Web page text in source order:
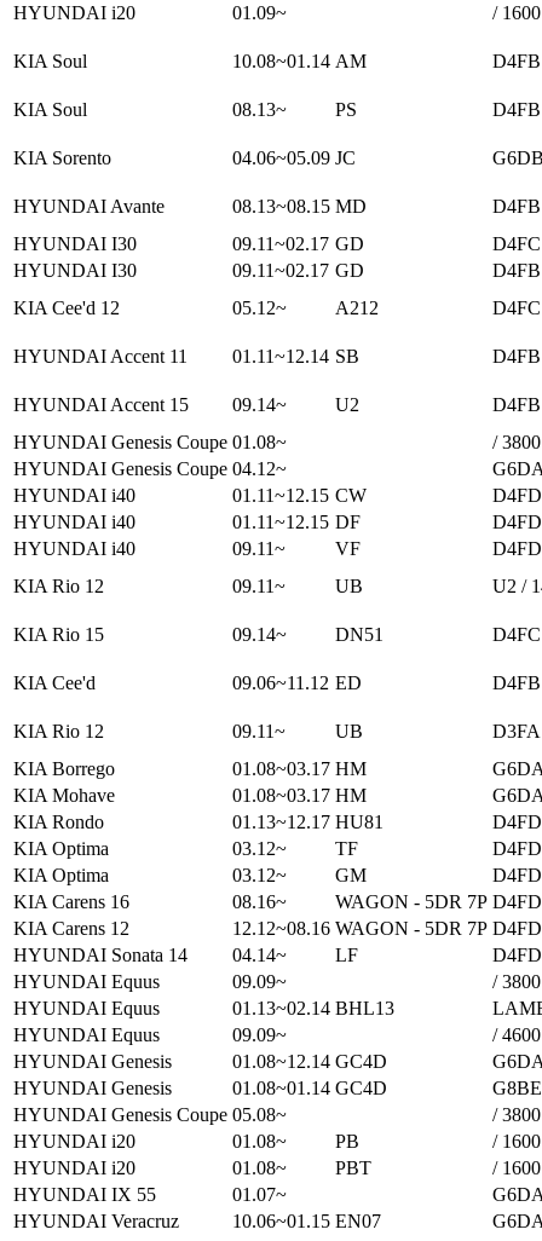
HYUNDAI i20 01.09~ / 1600
KIA Soul 10.08~01.14 AM
KIA Soul 08.13~ PS
KIA Sorento 04.06~05.09 JC
HYUNDAI Avante 08.13~08.15 MD
HYUNDAI I30
09.11~02.17 GD
HYUNDAI I30
09.11~02.17 GD
KIA Cee'd 12
05.12~ A212
HYUNDAI Accent 11 01.11~12.14 SB
HYUNDAI Accent 15 09.14~ U2
HYUNDAI Genesis Coupe 01.08~
/ 3800
HYUNDAI Genesis Coupe 04.12~
HYUNDAI i40
01.11~12.15 CW
HYUNDAI i40
01.11~12.15 DF
HYUNDAI i40
09.11~ VF
KIA Rio 12
09.11~ UB U2 /
KIA Rio 15 09.14~ DN51
KIA Cee'd 09.06~11.12 ED
KIA Rio 12 09.11~ UB
D3FA
KIA Borrego
01.08~03.17 HM
KIA Mohave
01.08~03.17 HM
KIA Rondo
01.13~12.17 HU81
KIA Optima
03.12~ TF
KIA Optima
03.12~ GM
KIA Carens 16
08.16~ WAGON - 5DR 7P
KIA Carens 12
12.12~08.16 WAGON - 5DR 7P
HYUNDAI Sonata 14
04.14~ LF
HYUNDAI Equus
09.09~
/ 3800
HYUNDAI Equus
01.13~02.14 BHL13
HYUNDAI Equus
09.09~
/ 4600
HYUNDAI Genesis
01.08~12.14 GC4D
HYUNDAI Genesis
01.08~01.14 GC4D
HYUNDAI Genesis Coupe 05.08~
/ 3800
HYUNDAI i20
01.08~ PB
/ 1600
HYUNDAI i20
01.08~ PBT
/ 1600
HYUNDAI IX 55
01.07~
HYUNDAI Veracruz
10.06~01.15 EN07